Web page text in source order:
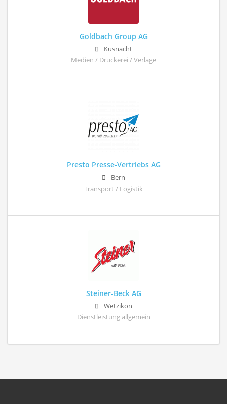
Goldbach Group AG
Küsnacht
Medien / Druckerei / Verlage
Presto Presse-Vertriebs AG
Bern
Transport / Logistik
Steiner-Beck AG
Wetzikon
Dienstleistung allgemein